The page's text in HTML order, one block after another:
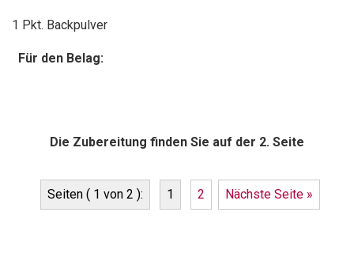
1 Pkt. Backpulver
Für den Belag:
Die Zubereitung finden Sie auf der 2. Seite
Seiten ( 1 von 2 ): 1 2 Nächste Seite »